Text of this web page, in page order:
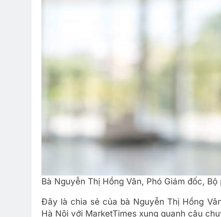
Bà Nguyễn Thị Hồng Vân, Phó Giám đốc,
Đây là chia sẻ của bà Nguyễn Thị Hồng
Hà Nội với MarketTimes xung quanh câu